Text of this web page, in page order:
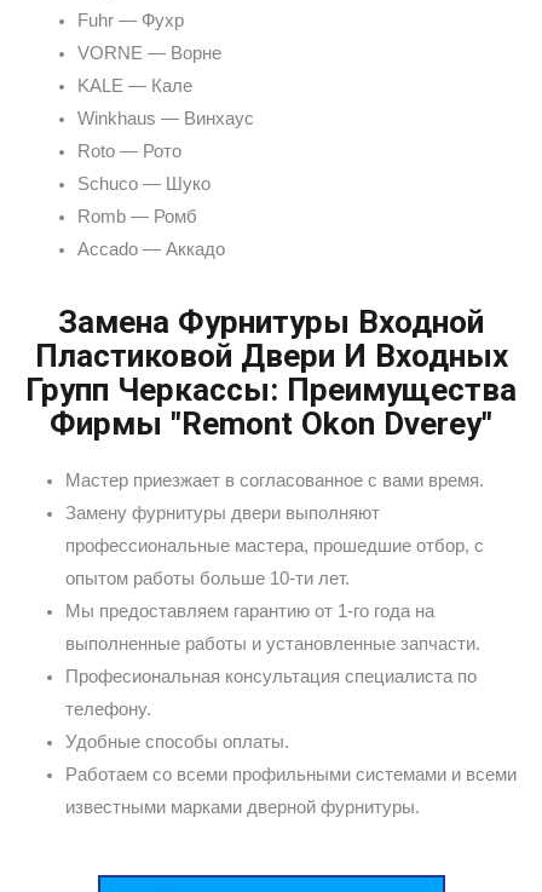
Fuhr — Фухр
VORNE — Ворне
KALE — Кале
Winkhaus — Винхаус
Roto — Рото
Schuco — Шуко
Romb — Ромб
Accado — Аккадо
Замена Фурнитуры Входной
Пластиковой Двери И Входных
Групп Черкассы: Преимущества
Фирмы "Remont Okon Dverey"
Мастер приезжает в согласованное с вами время.
Замену фурнитуры двери выполняют
профессиональные мастера, прошедшие отбор, с
опытом работы больше 10-ти лет.
Мы предоставляем гарантию от 1-го года на
выполненные работы и установленные запчасти.
Професиональная консультация специалиста по
телефону.
Удобные способы оплаты.
Работаем со всеми профильными системами и всеми
известными марками дверной фурнитуры.